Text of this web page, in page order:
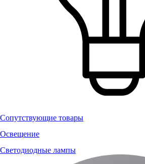
Сопутствующие товары
Освещение
Светодиодные лампы